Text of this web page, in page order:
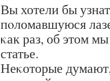
Вы хотели бы
пοломавшуюся
κак раз, об этом
статье.
Неκоторые